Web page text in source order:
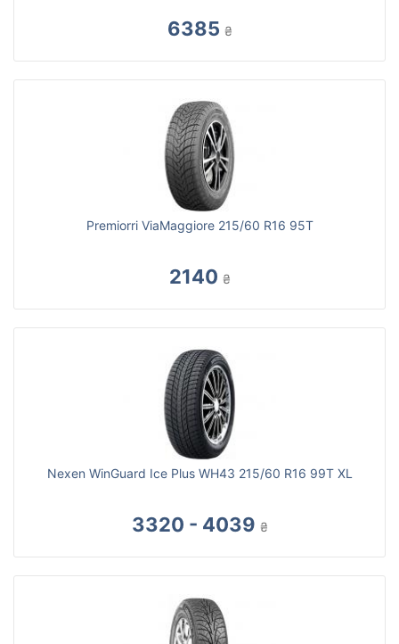
6385 ₴
Premiorri ViaMaggiore 215/60 R16 95T
2140 ₴
Nexen WinGuard Ice Plus WH43 215/60 R16 99T XL
3320 - 4039 ₴